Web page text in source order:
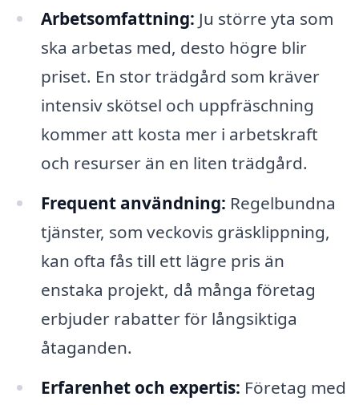
Arbetsomfattning: Ju större yta som
ska arbetas med, desto högre blir
priset. En stor trädgård som kräver
intensiv skötsel och uppfräschning
kommer att kosta mer i arbetskraft
och resurser än en liten trädgård.
Frequent användning: Regelbundna
tjänster, som veckovis gräsklippning,
kan ofta fås till ett lägre pris än
enstaka projekt, då många företag
erbjuder rabatter för långsiktiga
åtaganden.
Erfarenhet och expertis: Företag med